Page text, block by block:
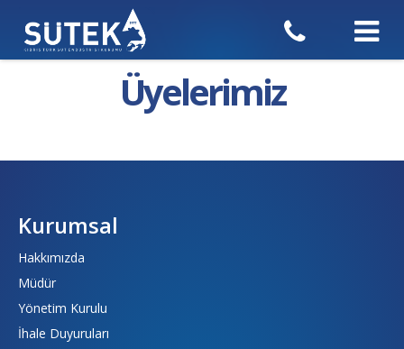
Üyelerimiz
Kurumsal
Hakkımızda
Müdür
Yönetim Kurulu
İhale Duyuruları